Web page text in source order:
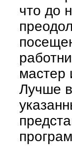
что до
мастер
Лучше